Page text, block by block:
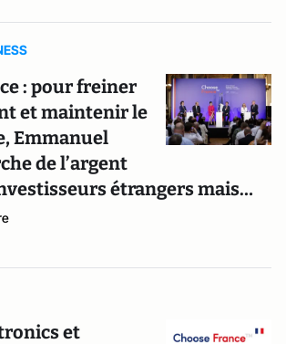
: pour freiner
et maintenir le
Emmanuel
de l’argent
étrangers mais…
et